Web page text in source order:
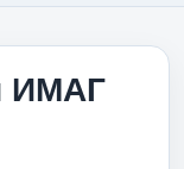
ИМАГ